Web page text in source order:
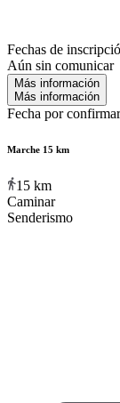
Fechas de
Aún sin comunicar
Más información
Más información
Fecha por confirmar
Marche 15 km
15 km
Caminar
Senderismo